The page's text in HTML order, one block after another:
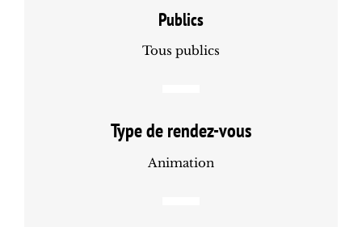
Publics
Tous publics
Type de rendez-vous
Animation